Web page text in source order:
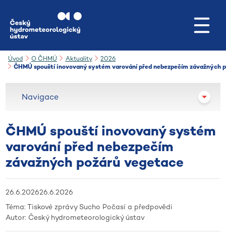
Úvod O ČHMÚ Aktuality
2026
ČHMÚ spouští inovovaný systém varování před nebezpečím závažných
ČHMÚ spouští inovovaný systém
varování před nebezpečím
závažných požárů vegetace
26.6.202626.6.2026
Téma: Tiskové zprávy Sucho Počasí a předpovědi
Autor: Český hydrometeorologický ústav
Navigace